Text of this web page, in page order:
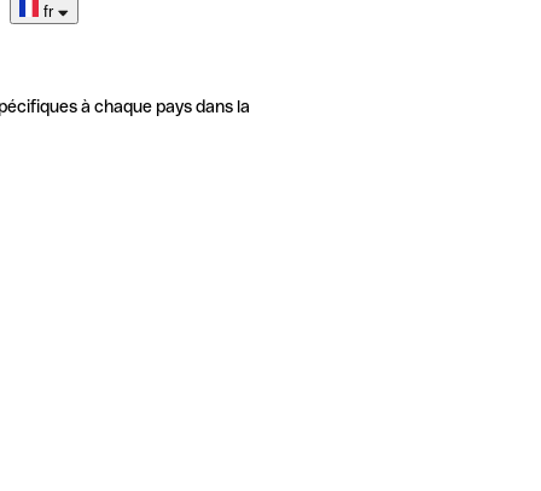
fr
à chaque pays dans la